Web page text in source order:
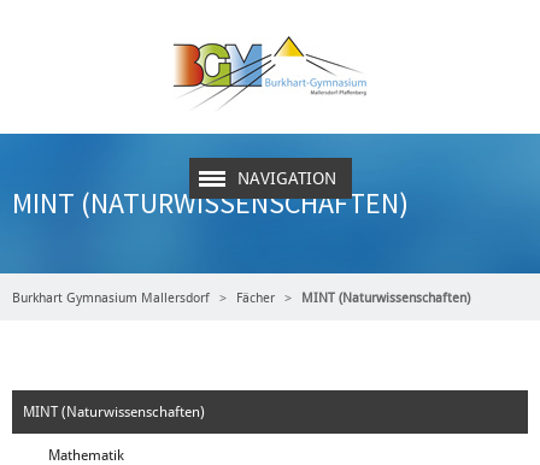
NAVIGATION
MINT (NATURWISSENSCHAFTEN)
Burkhart Gymnasium Mallersdorf Fächer MINT (Naturwissenschaften)
MINT (Naturwissenschaften)
Mathematik